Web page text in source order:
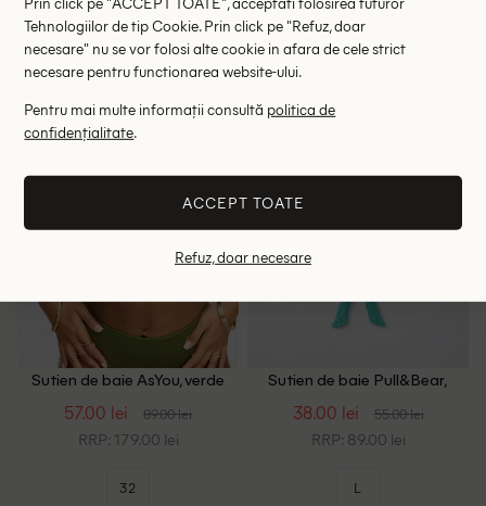
46 50 34 36
Sutien de baie AsYou, verde
57.00 lei 89.00 lei
RRP: 179.00 lei
32
Sutien de baie Pull&Bear,
38.00 lei 55.00 lei
RRP: 89.00 lei
L
Tehnologiilor de tip Cookie. Prin click pe "Refuz, doar
necesare" nu se vor folosi alte cookie in afara de cele strict
necesare pentru functionarea website-ului.
Pentru mai multe informații consultă politica de
confidențialitate.
ACCEPT TOATE
Refuz, doar necesare